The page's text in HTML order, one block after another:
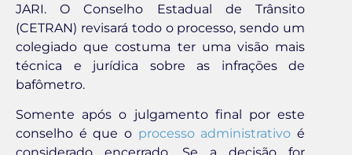
JARI. O Conselho Estadual de Trânsito
(CETRAN) revisará todo o processo, sendo um
colegiado que costuma ter uma visão mais
técnica e jurídica sobre as infrações de
bafômetro.
Somente após o julgamento final por este
conselho é que o processo administrativo é